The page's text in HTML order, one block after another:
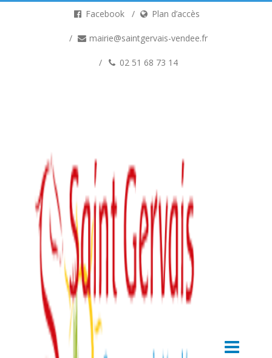
Facebook Plan d’accès
mairie@saintgervais-vendee.fr
02 51 68 73 14